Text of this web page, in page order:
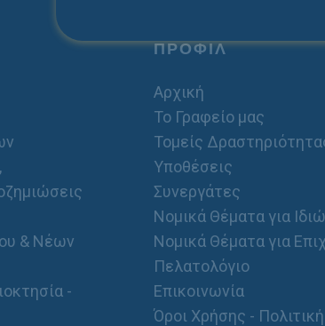
& Νέων
-
ΠΡΟΦΙΛ
Αρχική
Το Γραφείο μας
Τομείς
Υποθέσεις
Συνεργάτες
Νομικά Θέματα για
Νομικά Θέματα για
Πελατολόγιο
Επικοινωνία
Όροι Χρήσης -